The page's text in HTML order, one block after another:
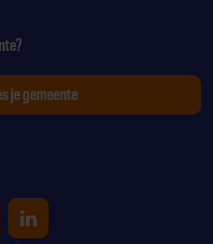
Facebook
op Instagram
Sporten op Youtube
Uniek Sporten op
je gemeente